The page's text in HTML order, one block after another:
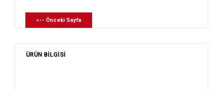
«-- Önceki Sayfa
ÜRÜN BİLGİSİ